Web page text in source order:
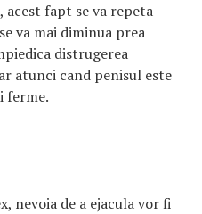
fapt se va repeta
va mai diminua prea
distrugerea
atunci cand penisul este
ferme.
nevoia de a ejacula vor fi